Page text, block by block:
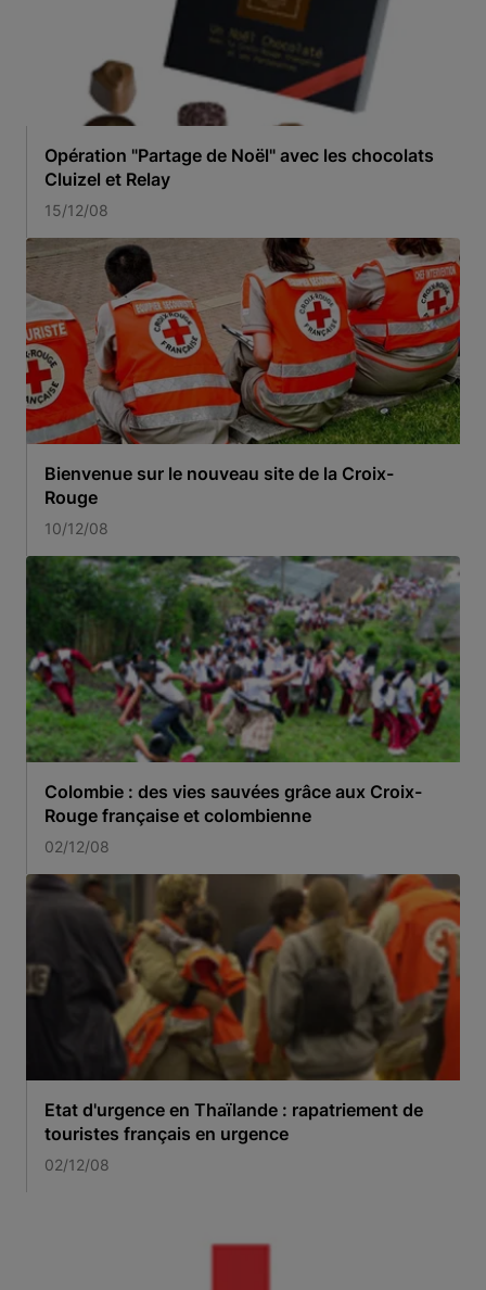
Opération "Partage de Noël" avec les chocolats
Cluizel et Relay
15/12/08
Bienvenue sur le nouveau site de la Croix-
Rouge
10/12/08
Colombie : des vies sauvées grâce aux Croix-
Rouge française et colombienne
02/12/08
Etat d'urgence en Thaïlande : rapatriement de
touristes français en urgence
02/12/08